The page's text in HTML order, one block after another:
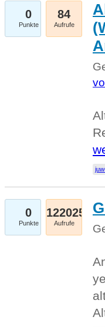
0
Punkte
84
Aufrufe
0
Punkte
122025
Aufrufe